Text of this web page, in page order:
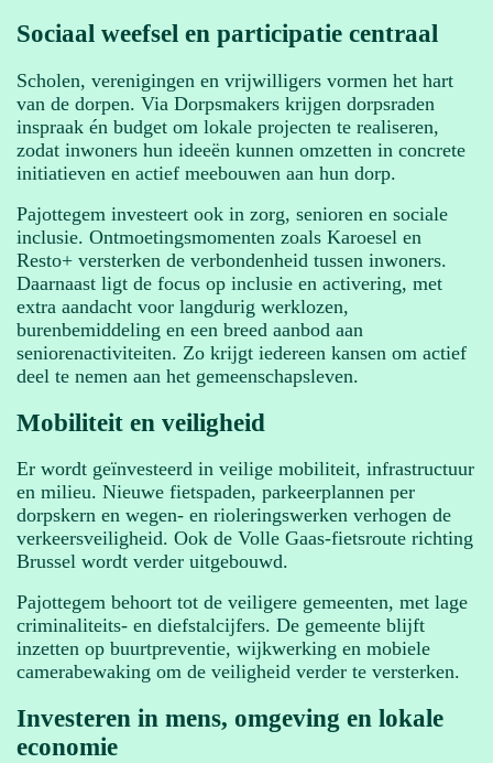
Sociaal weefsel en participatie centraal
Scholen, verenigingen en vrijwilligers vormen het hart
van de dorpen. Via Dorpsmakers krijgen dorpsraden
inspraak én budget om lokale projecten te realiseren,
zodat inwoners hun ideeën kunnen omzetten in concrete
initiatieven en actief meebouwen aan hun dorp.
Pajottegem investeert ook in zorg, senioren en sociale
inclusie. Ontmoetingsmomenten zoals Karoesel en
Resto+ versterken de verbondenheid tussen inwoners.
Daarnaast ligt de focus op inclusie en activering, met
extra aandacht voor langdurig werklozen,
burenbemiddeling en een breed aanbod aan
seniorenactiviteiten. Zo krijgt iedereen kansen om actief
deel te nemen aan het gemeenschapsleven.
Mobiliteit en veiligheid
Er wordt geïnvesteerd in veilige mobiliteit, infrastructuur
en milieu. Nieuwe fietspaden, parkeerplannen per
dorpskern en wegen- en rioleringswerken verhogen de
verkeersveiligheid. Ook de Volle Gaas-fietsroute richting
Brussel wordt verder uitgebouwd.
Pajottegem behoort tot de veiligere gemeenten, met lage
criminaliteits- en diefstalcijfers. De gemeente blijft
inzetten op buurtpreventie, wijkwerking en mobiele
camerabewaking om de veiligheid verder te versterken.
Investeren in mens, omgeving en lokale
economie